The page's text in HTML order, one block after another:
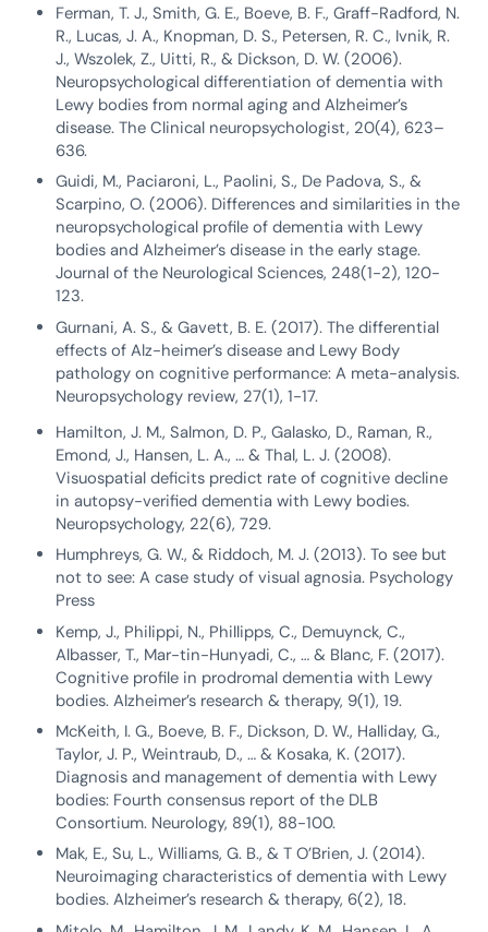
Ferman, T. J., Smith, G. E., Boeve, B. F., Graff-Radford, N.
R., Lucas, J. A., Knopman, D. S., Petersen, R. C., Ivnik, R.
J., Wszolek, Z., Uitti, R., & Dickson, D. W. (2006).
Neuropsychological differentiation of dementia with
Lewy bodies from normal aging and Alzheimer’s
disease. The Clinical neuropsychologist, 20(4), 623–
636.
Guidi, M., Paciaroni, L., Paolini, S., De Padova, S., &
Scarpino, O. (2006). Differences and similarities in the
neuropsychological profile of dementia with Lewy
bodies and Alzheimer’s disease in the early stage.
Journal of the Neurological Sciences, 248(1-2), 120-
123.
Gurnani, A. S., & Gavett, B. E. (2017). The differential
effects of Alz-heimer’s disease and Lewy Body
pathology on cognitive performance: A meta-analysis.
Neuropsychology review, 27(1), 1-17.
Hamilton, J. M., Salmon, D. P., Galasko, D., Raman, R.,
Emond, J., Hansen, L. A., … & Thal, L. J. (2008).
Visuospatial deficits predict rate of cognitive decline
in autopsy-verified dementia with Lewy bodies.
Neuropsychology, 22(6), 729.
Humphreys, G. W., & Riddoch, M. J. (2013). To see but
not to see: A case study of visual agnosia. Psychology
Press
Kemp, J., Philippi, N., Phillipps, C., Demuynck, C.,
Albasser, T., Mar-tin-Hunyadi, C., … & Blanc, F. (2017).
Cognitive profile in prodromal dementia with Lewy
bodies. Alzheimer’s research & therapy, 9(1), 19.
McKeith, I. G., Boeve, B. F., Dickson, D. W., Halliday, G.,
Taylor, J. P., Weintraub, D., … & Kosaka, K. (2017).
Diagnosis and management of dementia with Lewy
bodies: Fourth consensus report of the DLB
Consortium. Neurology, 89(1), 88-100.
Mak, E., Su, L., Williams, G. B., & T O’Brien, J. (2014).
Neuroimaging characteristics of dementia with Lewy
bodies. Alzheimer’s research & therapy, 6(2), 18.